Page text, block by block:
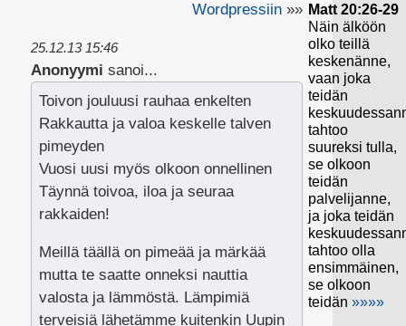
Wordpressiin»»
25.12.13 15:46
Anonyymi sanoi...
Toivon jouluusi rauhaa enkelten
Rakkautta ja valoa keskelle talven
pimeyden
Vuosi uusi myös olkoon onnellinen
Täynnä toivoa, iloa ja seuraa
rakkaiden!
Meillä täällä on pimeää ja märkää
mutta te saatte onneksi nauttia
valosta ja lämmöstä. Lämpimiä
terveisiä lähetämme kuitenkin Uupin
Matt 20:26-29
Näin älköön
olko teillä
keskenänne,
vaan joka
teidän
tahtoo
suureksi tulla,
se olkoon
teidän
palvelijanne,
ja joka teidän
tahtoo olla
ensimmäinen,
se olkoon
teidän »»»»